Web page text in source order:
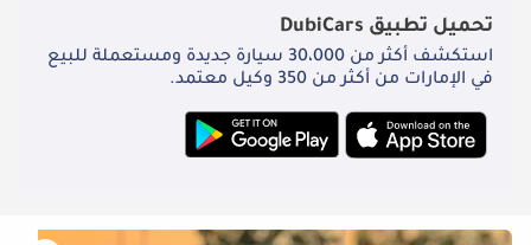
تحميل تطبيق DubiCars
استكشف أكثر من 30،000 سيارة جديدة ومستعملة للبيع
في الإمارات من أكثر من 350 وكيل معتمد.